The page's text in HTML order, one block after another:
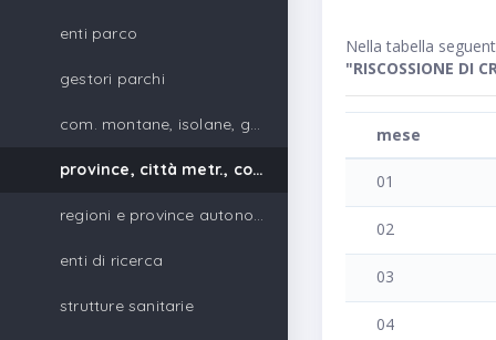
enti parco
gestori parchi
com. montane, isolane, gestori parchi
province, città metr., comuni, unione di comuni
regioni e province autonome
enti di ricerca
strutture sanitarie
Nella tabella
"RISCOSSIONE DI
mese
01
02
03
04